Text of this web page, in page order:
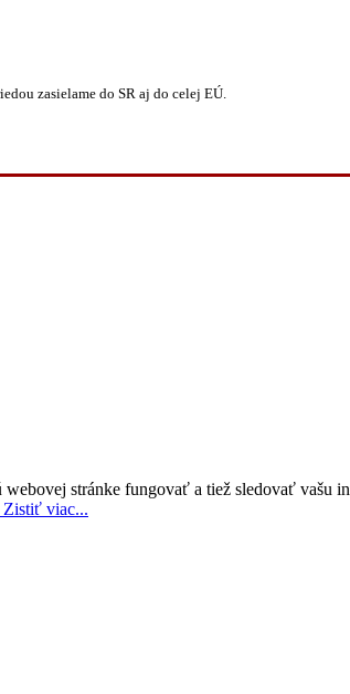
zasielame do SR aj do celej EÚ.
stránke fungovať a tiež sledovať
Zistiť viac...